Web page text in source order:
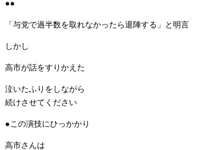
●●
「与党で過半数を取れなかったら退陣する」と明言
しかし
高市が話をすりかえた
泣いたふりをしながら
続けさせてください
●この演技にひっかかり
高市さんは